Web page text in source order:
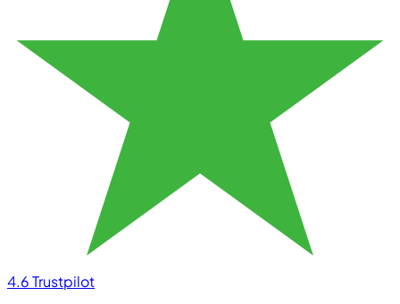
4.6Trustpilot